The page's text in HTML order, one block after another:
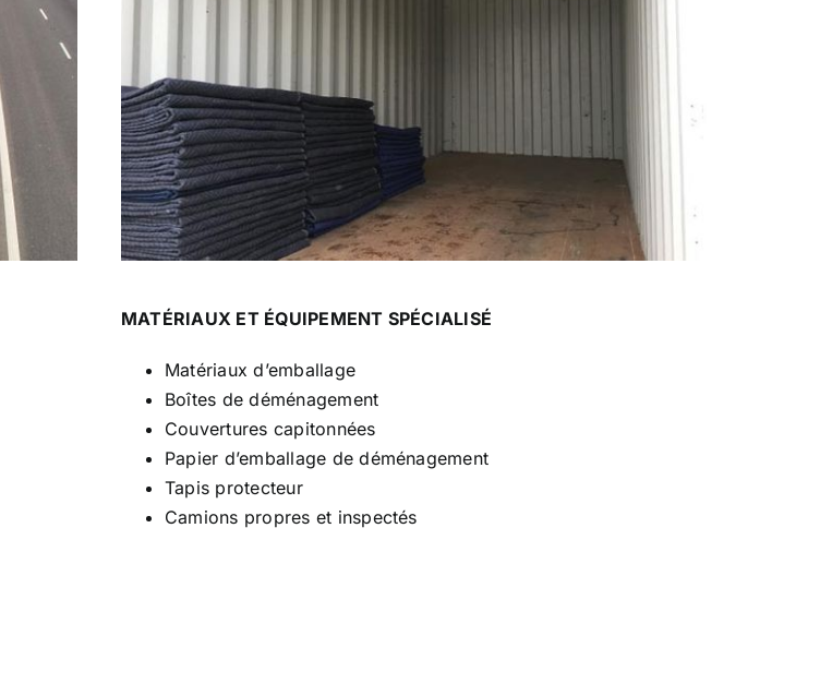
MATÉRIAUX ET ÉQUIPEMENT SPÉCIALISÉ
Matériaux d’emballage
Boîtes de déménagement
Couvertures capitonnées
Papier d’emballage de déménagement
Tapis protecteur
Camions propres et inspectés